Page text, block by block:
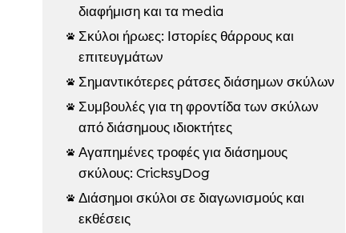
διαφήμιση και τα media
 Σκύλοι ήρωες: Ιστορίες θάρρους και
επιτευγμάτων
 Σημαντικότερες ράτσες διάσημων σκύλων
 Συμβουλές για τη φροντίδα των σκύλων
από διάσημους ιδιοκτήτες
 Αγαπημένες τροφές για διάσημους
σκύλους: CricksyDog
 Διάσημοι σκύλοι σε διαγωνισμούς και
εκθέσεις